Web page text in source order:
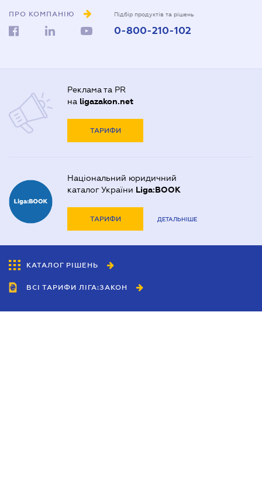
ПРО КОМПАНІЮ Підбір продуктів та рішень
0-800-210-102
Реклама та PR
на ligazakon.net
ТАРИФИ
Національний юридичний
каталог України Liga:BOOK
ТАРИФИ ДЕТАЛЬНІШЕ
КАТАЛОГ РІШЕНЬ
ВСІ ТАРИФИ ЛІГА:ЗАКОН